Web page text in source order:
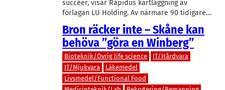
succéer, visar Rapidus kartläggning av
förlagan LU Holding. Av närmare 90 tidigare…
Bron räcker inte – Skåne kan
behöva ”göra en Winberg”
Bioteknik/Övrig life science
IT/Hårdvara
IT/Mjukvara
Läkemedel
Livsmedel/Functional Food